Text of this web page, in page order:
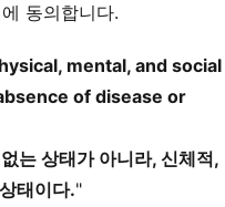
동의합니다.
mental, and social
of disease or
는 상태가 아니라, 신체적,
태이다."